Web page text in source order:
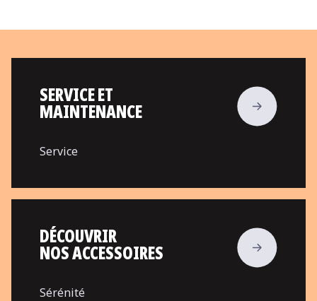
SERVICE ET
MAINTENANCE
Service
DÉCOUVRIR
NOS ACCESSOIRES
Sérénité